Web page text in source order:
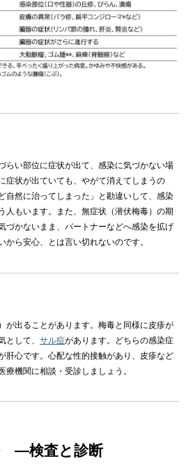
らい部位に症状が出て、感染に気づかない場
症状が出ていても、やがて消えてしまうの
自然に治ってしまった」と勘違いして、感染
人もいます。また、無症状（潜伏梅毒）の期
づかないまま、パートナーなどへ感染を拡げ
から安心、とは言い切れないのです。
が出ることがあります。梅毒と同様に皮疹が
として、 サル痘があります。どちらの感染症
肝心です。心配な性的接触があり、皮疹など
機関に相談・受診しましょう。
―検査と診断